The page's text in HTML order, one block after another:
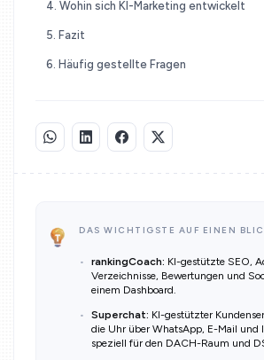
4. Wohin sich KI-Marketing entwickelt
5. Fazit
6. Häufig gestellte Fragen
DAS WICHTIGSTE AUF EINEN
rankingCoach: KI-gestützte SEO,
Verzeichnisse, Bewertungen und
einem Dashboard.
Superchat: KI-gestützter
die Uhr über WhatsApp, E-Mail und
speziell für den DACH-Raum und